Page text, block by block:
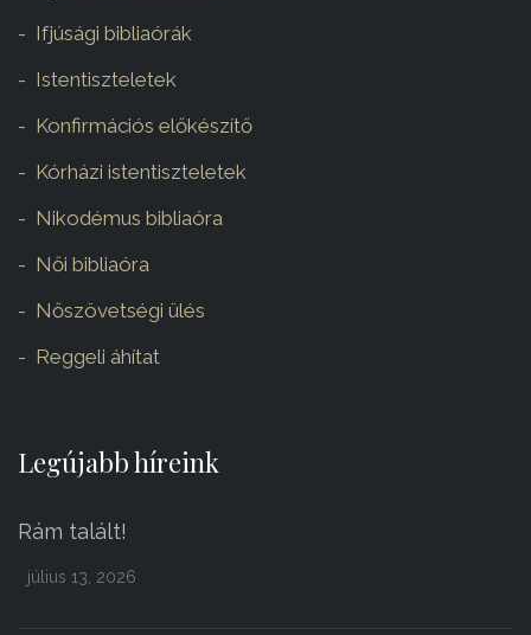
Ifjúsági bibliaórák
Istentiszteletek
Konfirmációs előkészítő
Kórházi istentiszteletek
Nikodémus bibliaóra
Női bibliaóra
Nőszövetségi ülés
Reggeli áhítat
Legújabb híreink
Rám talált!
július 13, 2026